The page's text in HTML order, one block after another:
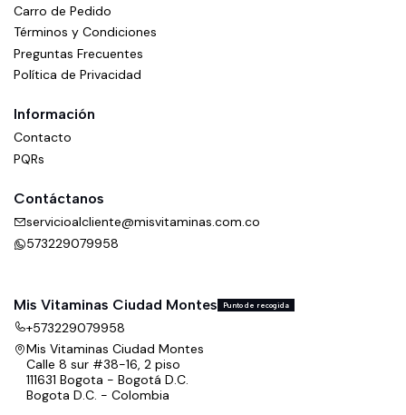
Carro de Pedido
Términos y Condiciones
Preguntas Frecuentes
Política de Privacidad
Información
Contacto
PQRs
Contáctanos
servicioalcliente@misvitaminas.com.co
573229079958
Mis Vitaminas Ciudad Montes Punto de recogida
+573229079958
Mis Vitaminas Ciudad Montes
Calle 8 sur #38-16, 2 piso
111631 Bogota - Bogotá D.C.
Bogota D.C. - Colombia